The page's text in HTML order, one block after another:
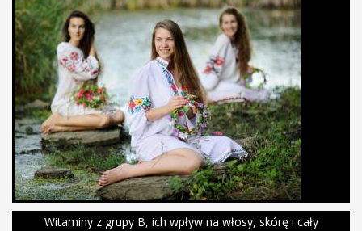
Witaminy z grupy B, ich wpływ na włosy, skórę i cały